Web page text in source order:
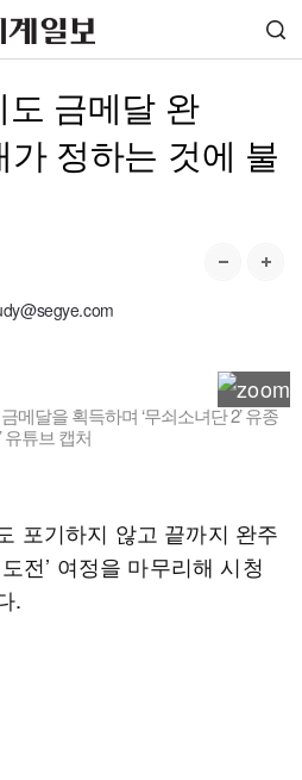
금메달 완
정하는 것에 불
메달을 획득하며 ‘무쇠소녀단 2’ 유종
유튜브 캡처
포기하지 않고 끝까지 완주
전’ 여정을 마무리해 시청
.